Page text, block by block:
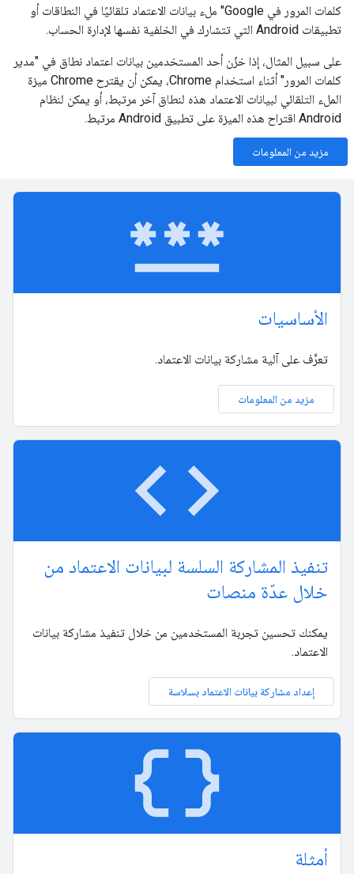
كلمات المرور في Google" ملء بيانات الاعتماد تلقائيًا في النطاقات أو
تطبيقات Android التي تتشارك في الخلفية نفسها لإدارة الحساب.
على سبيل المثال، إذا خزّن أحد المستخدمين بيانات اعتماد نطاق في "مدير
كلمات المرور" أثناء استخدام Chrome، يمكن أن يقترح Chrome ميزة
الملء التلقائي لبيانات الاعتماد هذه لنطاق آخر مرتبط، أو يمكن لنظام
Android اقتراح هذه الميزة على تطبيق Android مرتبط.
مزيد من المعلومات
password
الأساسيات
تعرَّف على آلية مشاركة بيانات الاعتماد.
مزيد من المعلومات
code
تنفيذ المشاركة السلسة لبيانات الاعتماد من
خلال عدّة منصات
يمكنك تحسين تجربة المستخدمين من خلال تنفيذ مشاركة بيانات
الاعتماد.
إعداد مشاركة بيانات الاعتماد بسلاسة
data_object
أمثلة